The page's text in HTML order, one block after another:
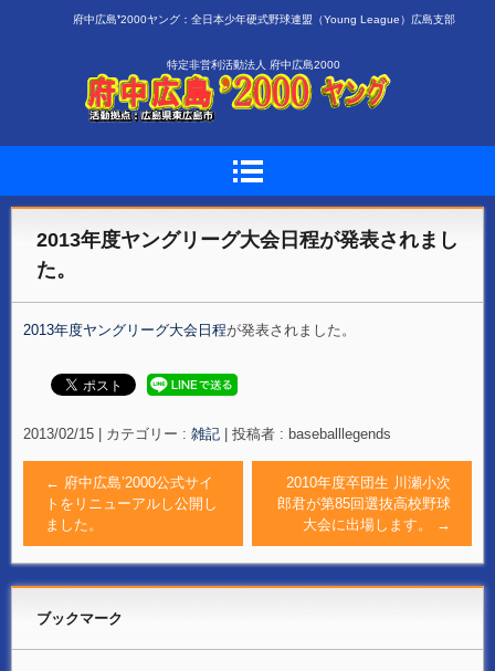
府中広島❜2000ヤング：全日本少年硬式野球連盟（Young League）広島支部
特定非営利活動法人 府中広島2000
2013年度ヤングリーグ大会日程が発表されまし
た。
2013年度ヤングリーグ大会日程が発表されました。
2013/02/15 カテゴリー : 雑記 投稿者 : baseballlegends
← 府中広島’2000公式サイ
トをリニューアルし公開し
ました。
2010年度卒団生 川瀬小次
郎君が第85回選抜高校野球
大会に出場します。
→
ブックマーク